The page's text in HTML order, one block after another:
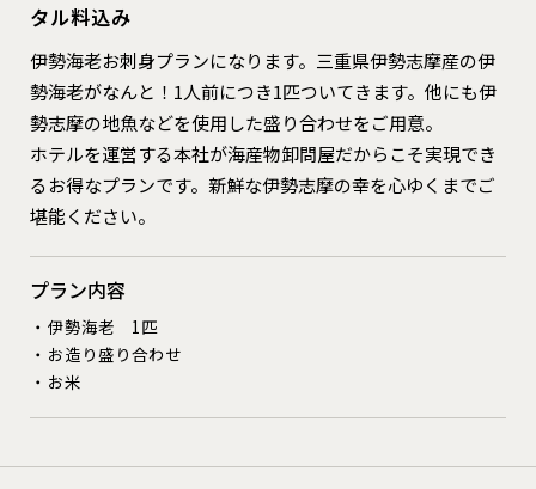
タル料込み
伊勢海老お刺身プランになります。三重県伊勢志摩産の伊
勢海老がなんと！1人前につき1匹ついてきます。他にも伊
勢志摩の地魚などを使用した盛り合わせをご用意。
ホテルを運営する本社が海産物卸問屋だからこそ実現でき
るお得なプランです。新鮮な伊勢志摩の幸を心ゆくまでご
堪能ください。
プラン内容
伊勢海老 1匹
お造り盛り合わせ
お米